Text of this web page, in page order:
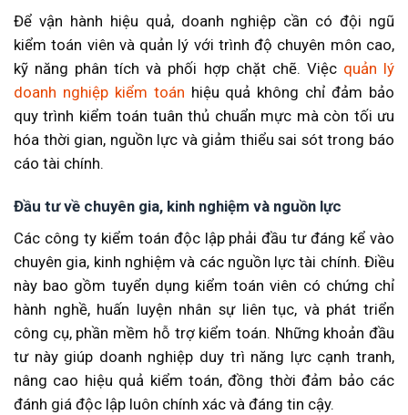
Để vận hành hiệu quả, doanh nghiệp cần có đội ngũ
kiểm toán viên và quản lý với trình độ chuyên môn cao,
kỹ năng phân tích và phối hợp chặt chẽ. Việc quản lý
doanh nghiệp kiểm toán hiệu quả không chỉ đảm bảo
quy trình kiểm toán tuân thủ chuẩn mực mà còn tối ưu
hóa thời gian, nguồn lực và giảm thiểu sai sót trong báo
cáo tài chính.
Đầu tư về chuyên gia, kinh nghiệm và nguồn lực
Các công ty kiểm toán độc lập phải đầu tư đáng kể vào
chuyên gia, kinh nghiệm và các nguồn lực tài chính. Điều
này bao gồm tuyển dụng kiểm toán viên có chứng chỉ
hành nghề, huấn luyện nhân sự liên tục, và phát triển
công cụ, phần mềm hỗ trợ kiểm toán. Những khoản đầu
tư này giúp doanh nghiệp duy trì năng lực cạnh tranh,
nâng cao hiệu quả kiểm toán, đồng thời đảm bảo các
đánh giá độc lập luôn chính xác và đáng tin cậy.